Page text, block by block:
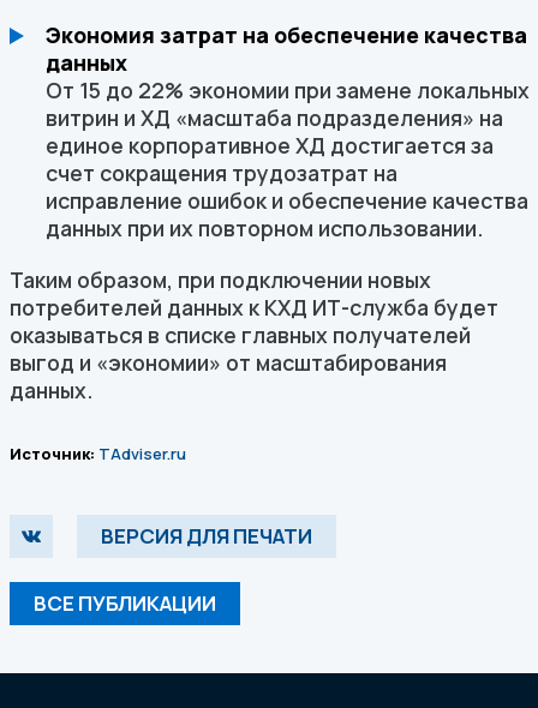
Экономия затрат на обеспечение качества
данных
От 15 до 22% экономии при замене локальных
витрин и ХД «масштаба подразделения» на
единое корпоративное ХД достигается за
счет сокращения трудозатрат на
исправление ошибок и обеспечение качества
данных при их повторном использовании.
Таким образом, при подключении новых
потребителей данных к КХД ИТ-служба будет
оказываться в списке главных получателей
выгод и «экономии» от масштабирования
данных.
Источник: TAdviser.ru
ВЕРСИЯ ДЛЯ ПЕЧАТИ
ВСЕ ПУБЛИКАЦИИ